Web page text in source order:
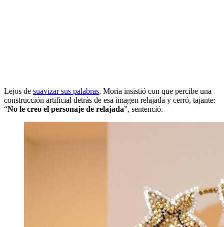
Lejos de suavizar sus palabras, Moria insistió con que percibe una
construcción artificial detrás de esa imagen relajada y cerró, tajante:
“No le creo el personaje de relajada”, sentenció.